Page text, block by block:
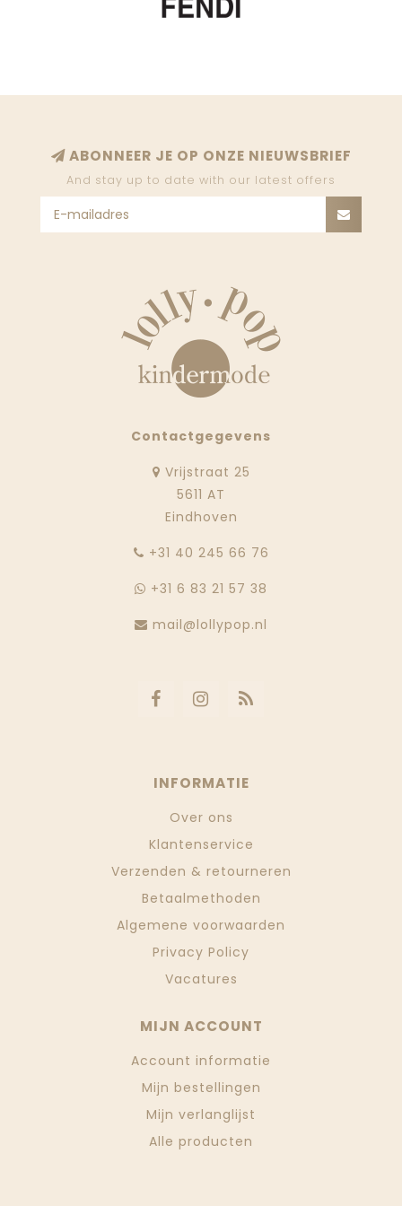
ABONNEER JE OP ONZE NIEUWSBRIEF
And stay up to date with our latest offers
Contactgegevens
Vrijstraat 25
5611 AT
Eindhoven
‭+31 40 245 66 76
+31 6 83 21 57 38
mail@lollypop.nl
INFORMATIE
Over ons
Klantenservice
Verzenden & retourneren
Betaalmethoden
Algemene voorwaarden
Privacy Policy
Vacatures
MIJN ACCOUNT
Account informatie
Mijn bestellingen
Mijn verlanglijst
Alle producten